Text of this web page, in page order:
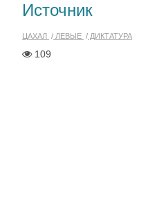
Источник
ЦАХАЛ ЛЕВЫЕ ДИКТАТУРА
109